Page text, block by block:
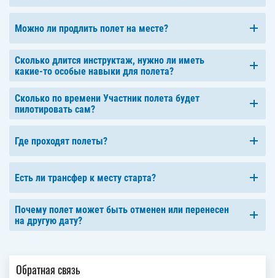
Можно ли продлить полет на месте?
Сколько длится инструктаж, нужно ли иметь
какие-то особые навыки для полета?
Сколько по времени Участник полета будет
пилотировать сам?
Где проходят полеты?
Есть ли трансфер к месту старта?
Почему полет может быть отменен или перенесен
на другую дату?
Обратная связь